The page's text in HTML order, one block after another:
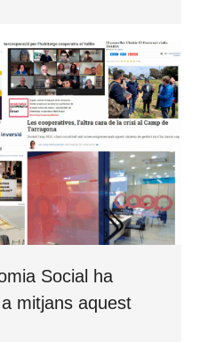
Social ha
mitjans aquest